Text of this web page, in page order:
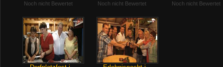
Noch nicht Bewertet
Noch nicht Bewertet
Noch nicht Bewertet